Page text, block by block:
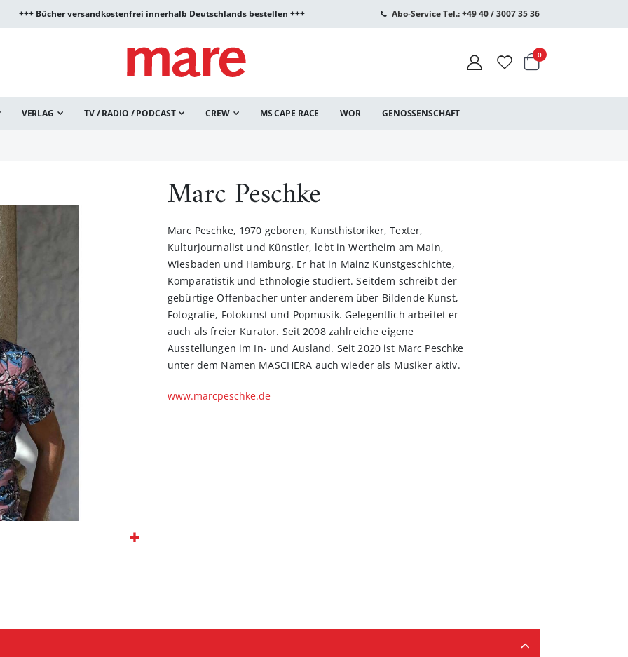
+++ Bücher versandkostenfrei innerhalb Deutschlands bestellen +++ Abo-Service Tel.: +49 40 / 3007 35 36
Warenkorb
0Artikel
VERLAG TV / RADIO / PODCAST CREW MS CAPE RACE WOR GENOSSENSCHAFT
Marc Peschke
Marc Peschke, 1970 geboren, Kunsthistoriker, Texter,
Kulturjournalist und Künstler, lebt in Wertheim am Main,
Wiesbaden und Hamburg. Er hat in Mainz Kunstgeschichte,
Komparatistik und Ethnologie studiert. Seitdem schreibt der
gebürtige Offenbacher unter anderem über Bildende Kunst,
Fotografie, Fotokunst und Popmusik. Gelegentlich arbeitet er
auch als freier Kurator. Seit 2008 zahlreiche eigene
Ausstellungen im In- und Ausland. Seit 2020 ist Marc Peschke
unter dem Namen MASCHERA auch wieder als Musiker aktiv.
www.marcpeschke.de